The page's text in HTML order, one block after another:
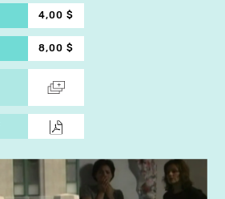
4,00 $
8,00 $